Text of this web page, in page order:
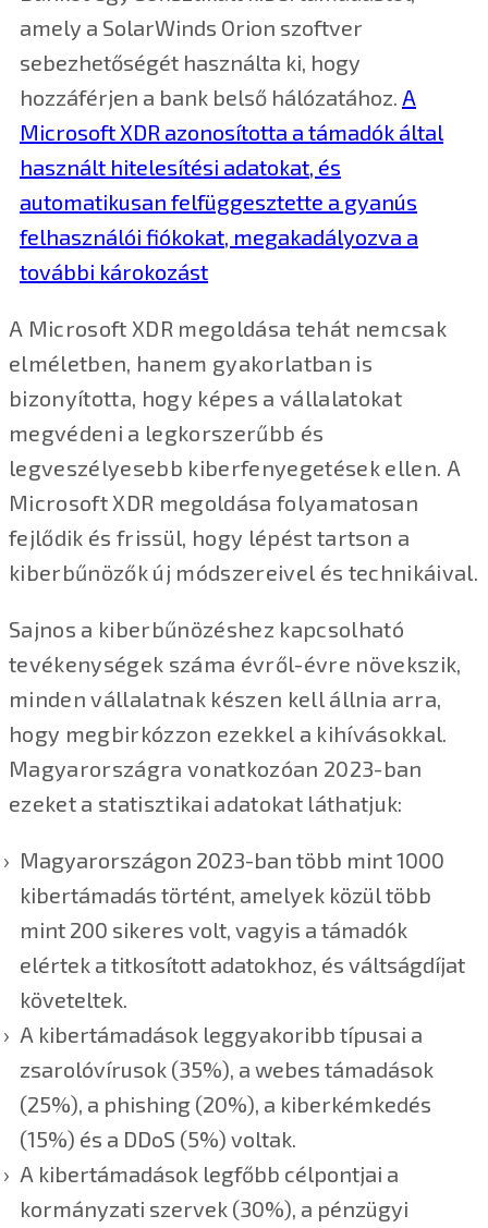
amely a SolarWinds Orion szoftver
sebezhetőségét használta ki, hogy
hozzáférjen a bank belső hálózatához. A
Microsoft XDR azonosította a támadók által
használt hitelesítési adatokat, és
automatikusan felfüggesztette a gyanús
felhasználói fiókokat, megakadályozva a
további károkozást
A Microsoft XDR megoldása tehát nemcsak
elméletben, hanem gyakorlatban is
bizonyította, hogy képes a vállalatokat
megvédeni a legkorszerűbb és
legveszélyesebb kiberfenyegetések ellen. A
Microsoft XDR megoldása folyamatosan
fejlődik és frissül, hogy lépést tartson a
kiberbűnözők új módszereivel és technikáival.
Sajnos a kiberbűnözéshez kapcsolható
tevékenységek száma évről-évre növekszik,
minden vállalatnak készen kell állnia arra,
hogy megbirkózzon ezekkel a kihívásokkal.
Magyarországra vonatkozóan 2023-ban
ezeket a statisztikai adatokat láthatjuk:
Magyarországon 2023-ban több mint 1000
kibertámadás történt, amelyek közül több
mint 200 sikeres volt, vagyis a támadók
elértek a titkosított adatokhoz, és váltságdíjat
követeltek.
A kibertámadások leggyakoribb típusai a
zsarolóvírusok (35%), a webes támadások
(25%), a phishing (20%), a kiberkémkedés
(15%) és a DDoS (5%) voltak.
A kibertámadások legfőbb célpontjai a
kormányzati szervek (30%), a pénzügyi